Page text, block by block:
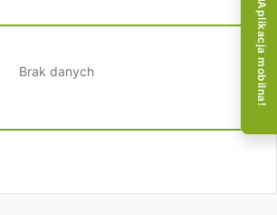
Brak danych Aplikacja mobilna!